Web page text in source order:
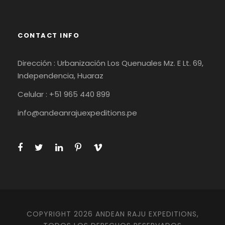
CONTACT INFO
Dirección : Urbanización Los Quenuales Mz. E Lt. 69,
Independencia, Huaraz
Celular : +51 965 440 899
info@andeanrajuexpeditions.pe
COPYRIGHT 2026 ANDEAN RAJU EXPEDITIONS,